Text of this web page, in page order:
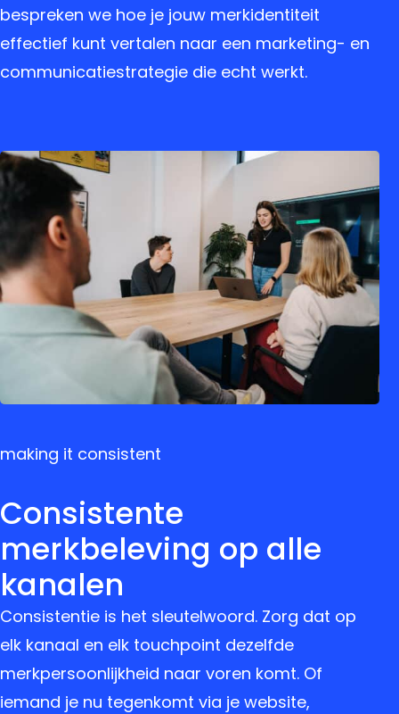
bespreken we hoe je jouw merkidentiteit
effectief kunt vertalen naar een marketing- en
communicatiestrategie die echt werkt.
making it consistent
Consistente
merkbeleving op alle
kanalen
Consistentie is het sleutelwoord. Zorg dat op
elk kanaal en elk touchpoint dezelfde
merkpersoonlijkheid naar voren komt. Of
iemand je nu tegenkomt via je website,